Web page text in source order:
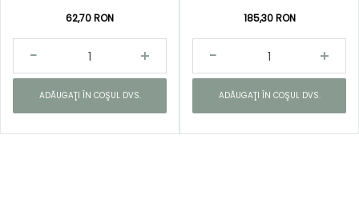
62,70 RON
ADĂUGAŢI ÎN COŞUL DVS.
185,30 RON
ADĂUGAŢI ÎN COŞUL DVS.